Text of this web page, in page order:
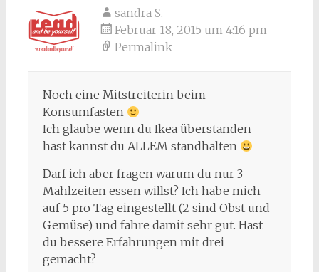
sandra S.
Februar 18, 2015 um 4:16 pm
Permalink
Noch eine Mitstreiterin beim
Konsumfasten
Ich glaube wenn du Ikea überstanden
hast kannst du ALLEM standhalten
Darf ich aber fragen warum du nur 3
Mahlzeiten essen willst? Ich habe mich
auf 5 pro Tag eingestellt (2 sind Obst und
Gemüse) und fahre damit sehr gut. Hast
du bessere Erfahrungen mit drei
gemacht?